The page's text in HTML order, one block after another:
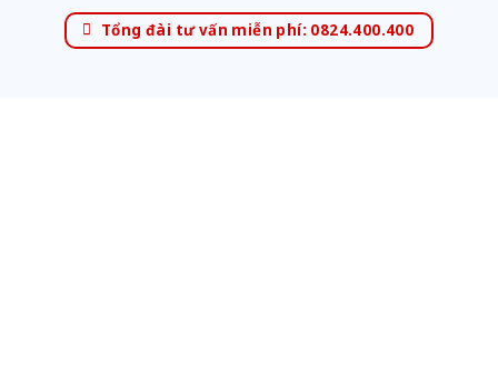
Tổng đài tư vấn miễn phí: 0824.400.400